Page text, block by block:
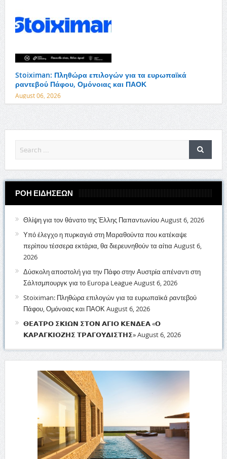
Stoiximan: Πληθώρα επιλογών για τα ευρωπαϊκά
ραντεβού Πάφου, Ομόνοιας και ΠΑΟΚ
August 06, 2026
ΡΟΗ ΕΙΔΗΣΕΩΝ
Θλίψη για τον θάνατο της Έλλης ΠαπαντωνίουAugust 6, 2026
Υπό έλεγχο η πυρκαγιά στη Μαραθούντα που κατέκαψε
περίπου τέσσερα εκτάρια, θα διερευνηθούν τα αίτια August 6,
2026
Δύσκολη αποστολή για την Πάφο στην Αυστρία απέναντι στη
Σάλτσμπουργκ για το Europa LeagueAugust 6, 2026
Stoiximan: Πληθώρα επιλογών για τα ευρωπαϊκά ραντεβού
Πάφου, Ομόνοιας και ΠΑΟΚAugust 6, 2026
𝝝𝝚𝝖𝝩𝝦𝝤 𝝨𝝟𝝞𝝮𝝢 𝝨𝝩𝝤𝝢 𝝖𝝘𝝞𝝤 𝝟𝝚𝝢𝝙𝝚𝝖 «𝝤
𝝟𝝖𝝦𝝖𝝘𝝟𝝞𝝤𝝛𝝜𝝨 𝝩𝝦𝝖𝝘𝝤𝝪𝝙𝝞𝝨𝝩𝝜𝝨»August 6, 2026